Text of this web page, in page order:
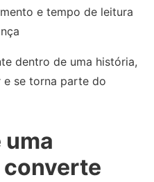
e tempo de leitura
dentro de uma história,
e se torna parte do
uma